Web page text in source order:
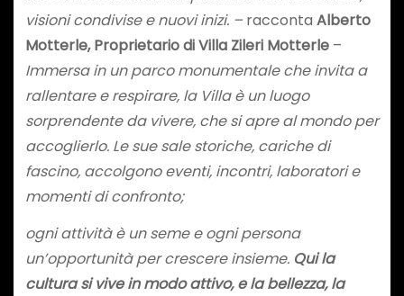
visioni condivise e nuovi inizi. – racconta Alberto
Motterle, Proprietario di Villa Zileri Motterle –
Immersa in un parco monumentale che invita a
rallentare e respirare, la Villa è un luogo
sorprendente da vivere, che si apre al mondo per
accoglierlo. Le sue sale storiche, cariche di
fascino, accolgono eventi, incontri, laboratori e
momenti di confronto;
ogni attività è un seme e ogni persona
un’opportunità per crescere insieme. Qui la
cultura si vive in modo attivo, e la bellezza, la